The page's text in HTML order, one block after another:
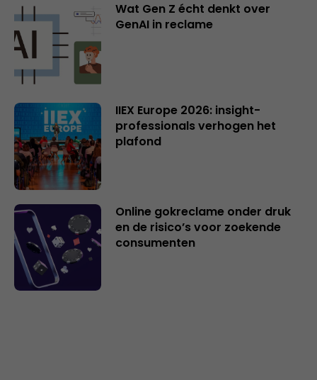
Wat Gen Z écht denkt over
GenAI in reclame
IIEX Europe 2026: insight-
professionals verhogen het
plafond
Online gokreclame onder druk
en de risico’s voor zoekende
consumenten